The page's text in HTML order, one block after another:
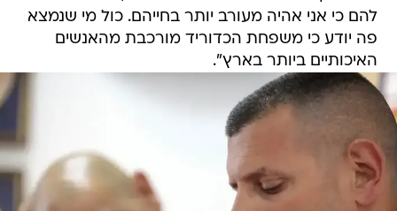
להם כי אני אהיה מעורב יותר בחייהם. כול מי שנמצא
פה יודע כי משפחת הכדוריד מורכבת מהאנשים
האיכותיים ביותר בארץ".